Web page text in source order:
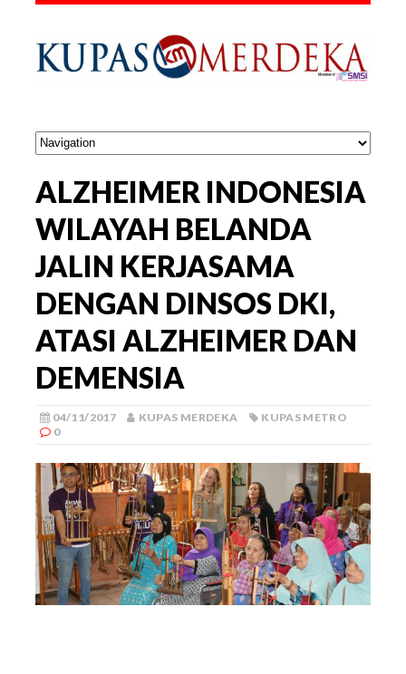
ALZHEIMER INDONESIA
WILAYAH BELANDA
JALIN KERJASAMA
DENGAN DINSOS DKI,
ATASI ALZHEIMER DAN
DEMENSIA
04/11/2017 KUPAS MERDEKA
KUPAS METRO
0